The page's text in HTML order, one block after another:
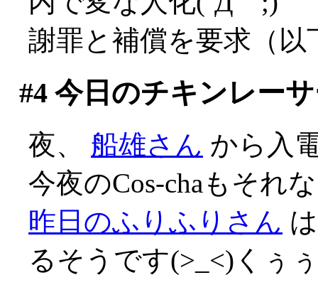
謝罪と補償を要求（以
#4今日のチキンレー
夜、 船雄さん から入
今夜のCos-chaもそれ
昨日のふりふりさん
るそうです(>_<)くぅ